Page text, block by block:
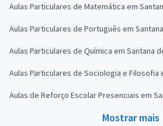
Aulas Particulares de Matemática em
Aulas Particulares de Português em
Aulas Particulares de Química em Santana
Aulas Particulares de Sociologia e Filosofia
Aulas de Reforço Escolar Presenciais em
Mostrar mais